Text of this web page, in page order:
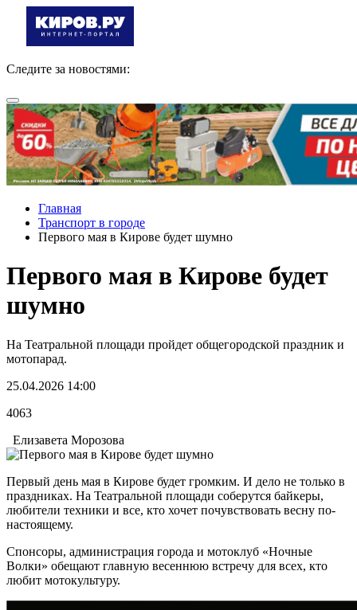
Следите за новостями:
Главная
Транспорт в городе
Первого мая в Кирове будет шумно
Первого мая в Кирове будет
шумно
На Театральной площади пройдет общегородской праздник и
мотопарад.
25.04.2026 14:00
4063
Елизавета Морозова
Первый день мая в Кирове будет громким. И дело не только в
праздниках. На Театральной площади соберутся байкеры,
любители техники и все, кто хочет почувствовать весну по-
настоящему.
Спонсоры, администрация города и мотоклуб «Ночные
Волки» обещают главную весеннюю встречу для всех, кто
любит мотокультуру.